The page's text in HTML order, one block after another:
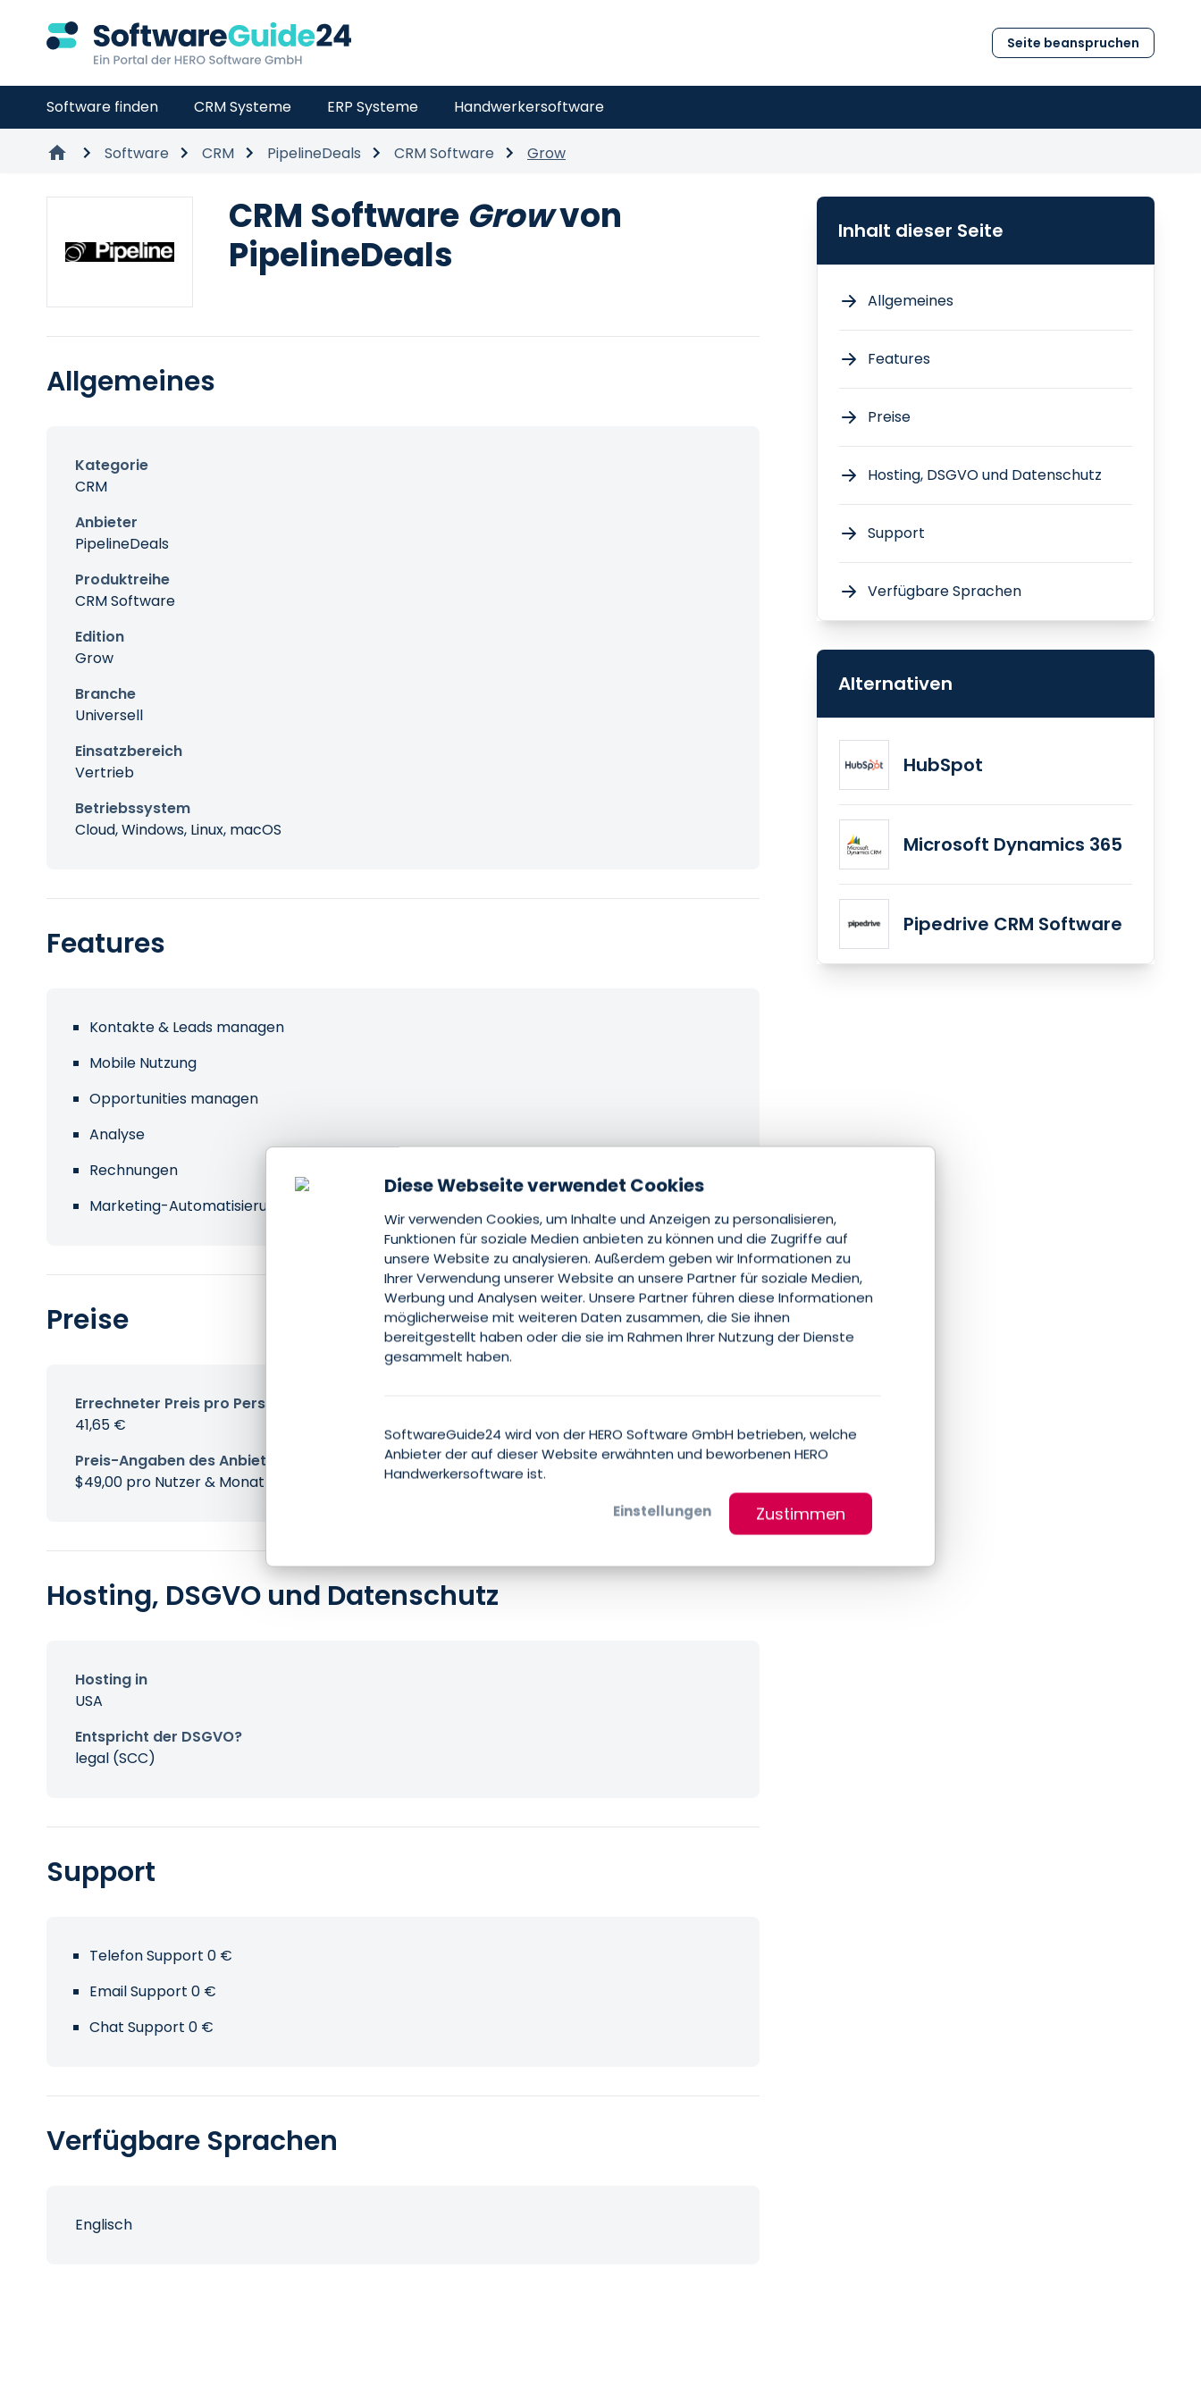
Diese Webseite verwendet Cookies
Wir verwenden Cookies, um Inhalte und Anzeigen zu personalisieren,
Funktionen für soziale Medien anbieten zu können und die Zugriffe auf
unsere Website zu analysieren. Außerdem geben wir Informationen zu
Ihrer Verwendung unserer Website an unsere Partner für soziale Medien,
Werbung und Analysen weiter. Unsere Partner führen diese Informationen
möglicherweise mit weiteren Daten zusammen, die Sie ihnen
bereitgestellt haben oder die sie im Rahmen Ihrer Nutzung der Dienste
gesammelt haben.
SoftwareGuide24 wird von der HERO Software GmbH betrieben, welche
Anbieter der auf dieser Website erwähnten und beworbenen HERO
Handwerkersoftware ist.
Einstellungen
Zustimmen
Seite beanspruchen
Software finden CRM Systeme ERP Systeme Handwerkersoftware
Software CRM PipelineDeals CRM Software Grow
CRM Software Growvon
PipelineDeals
Allgemeines
Kategorie
CRM
Anbieter
PipelineDeals
Produktreihe
CRM Software
Edition
Grow
Branche
Universell
Einsatzbereich
Vertrieb
Betriebssystem
Cloud, Windows, Linux, macOS
Features
Kontakte & Leads managen
Mobile Nutzung
Opportunities managen
Analyse
Rechnungen
Marketing-Automatisierung
Preise
Errechneter Preis pro Person & Monat
41,65 €
Preis-Angaben des Anbieters
$49,00 pro Nutzer & Monat
Hosting, DSGVO und Datenschutz
Hosting in
USA
Entspricht der DSGVO?
legal (SCC)
Support
Telefon Support 0 €
Email Support 0 €
Chat Support 0 €
Verfügbare Sprachen
Englisch
Inhalt dieser Seite
Allgemeines
Features
Preise
Hosting, DSGVO und Datenschutz
Support
Verfügbare Sprachen
Alternativen
HubSpot
Microsoft Dynamics 365
Pipedrive CRM Software